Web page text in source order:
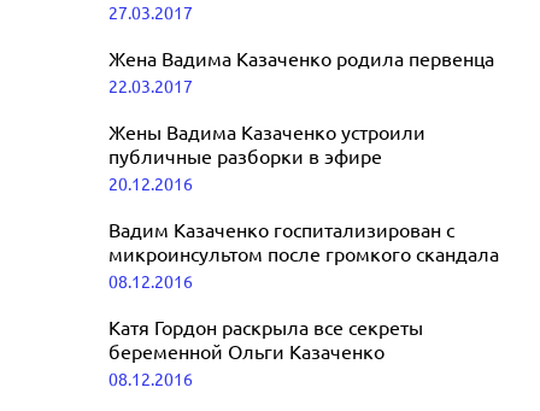
27.03.2017
Жена Вадима Казаченко родила первенца
22.03.2017
Жены Вадима Казаченко устроили
публичные разборки в эфире
20.12.2016
Вадим Казаченко госпитализирован с
микроинсультом после громкого скандала
08.12.2016
Катя Гордон раскрыла все секреты
беременной Ольги Казаченко
08.12.2016